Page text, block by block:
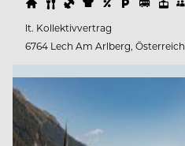
lt. Kollektivvertrag
6764 Lech Am Arlberg, Österreich